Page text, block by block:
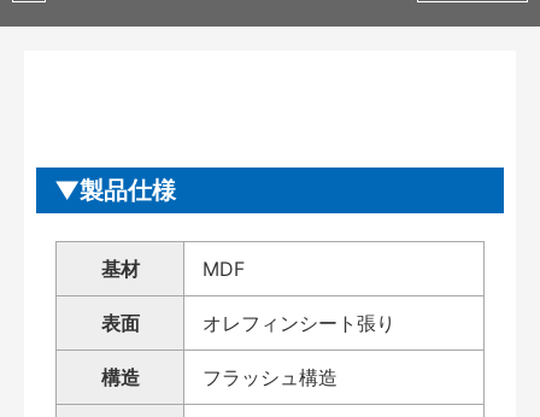
製品仕様
基材 MDF
表面 オレフィンシート張り
構造 フラッシュ構造